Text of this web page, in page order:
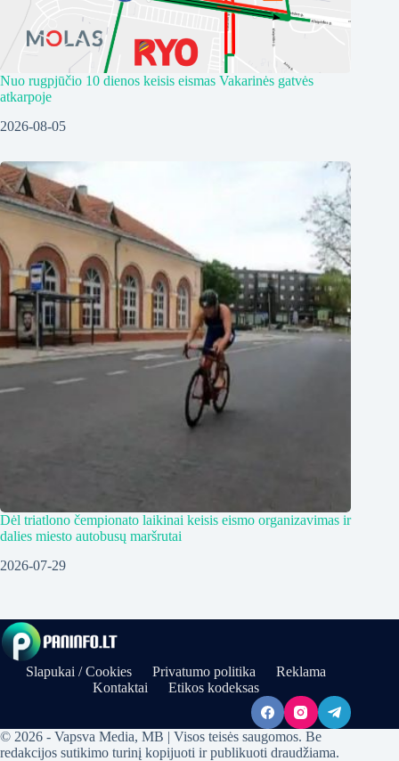
Nuo rugpjūčio 10 dienos keisis eismas Vakarinės gatvės
atkarpoje
2026-08-05
Dėl triatlono čempionato laikinai keisis eismo organizavimas ir
dalies miesto autobusų maršrutai
2026-07-29
Slapukai / Cookies Privatumo politika
Reklama
Kontaktai
Etikos kodeksas
© 2026 - Vapsva Media, MB | Visos teisės saugomos. Be
redakcijos sutikimo turinį kopijuoti ir publikuoti draudžiama.